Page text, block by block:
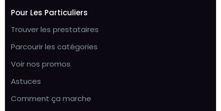
Pour Les Particuliers
Trouver les prestataires
Parcourir les catégories
Voir nos promos
Astuces
Comment ça marche